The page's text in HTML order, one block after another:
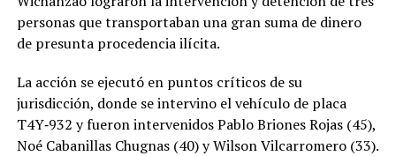
personas que transportaban una gran suma de dinero
de presunta procedencia ilícita.
La acción se ejecutó en puntos críticos de su
jurisdicción, donde se intervino el vehículo de placa
T4Y‑932 y fueron intervenidos Pablo Briones Rojas (45),
Noé Cabanillas Chugnas (40) y Wilson Vilcarromero (33).